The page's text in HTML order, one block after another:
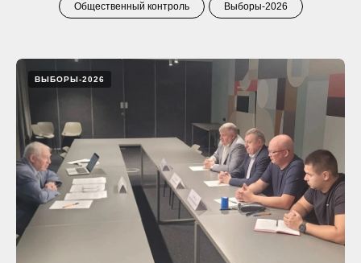
Общественный контроль Выборы-2026
ВЫБОРЫ-2026